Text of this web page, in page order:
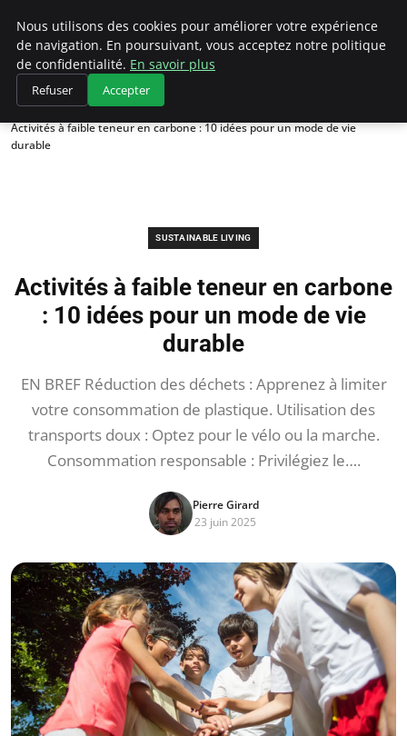
Climategatecountryclub.com
Accueil
Sustainable Living
Activités à faible teneur en carbone : 10 idées pour un mode de vie
durable
SUSTAINABLE LIVING
Activités à faible teneur en carbone
: 10 idées pour un mode de vie
durable
EN BREF Réduction des déchets : Apprenez à limiter
votre consommation de plastique. Utilisation des
transports doux : Optez pour le vélo ou la marche.
Consommation responsable : Privilégiez le….
Pierre Girard
23 juin 2025
Nous utilisons des cookies pour améliorer votre expérience
de navigation. En poursuivant, vous acceptez notre politique
de confidentialité. En savoir plus
Refuser Accepter